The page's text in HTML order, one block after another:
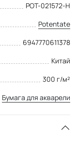
POT-021572-H
Potentate
6947770611378
Китай
300 г/м²
Бумага для акварели